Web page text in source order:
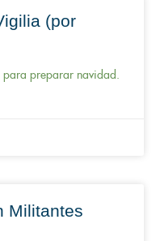
(por
preparar navidad.
Militantes